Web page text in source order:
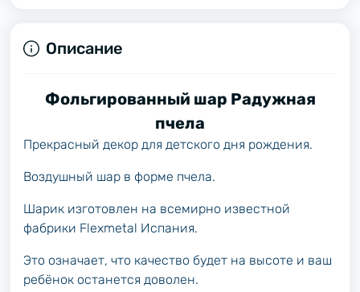
Описание
Фольгированный шар Радужная
пчела
Прекрасный декор для детского дня рождения.
Воздушный шар в форме пчела.
Шарик изготовлен на всемирно известной
фабрики Flexmetal Испания.
Это означает, что качество будет на высоте и ваш
ребёнок останется доволен.